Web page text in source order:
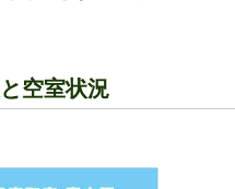
空室状況